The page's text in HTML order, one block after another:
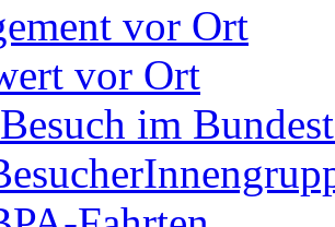
vor Ort
vor Ort
im